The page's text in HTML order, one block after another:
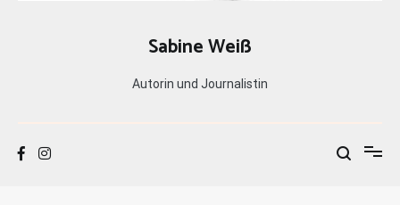
Sabine Weiß
Autorin und Journalistin